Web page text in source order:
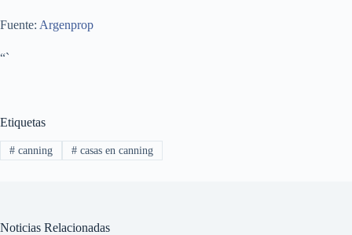
Fuente: Argenprop
“`
Etiquetas
#canning #casas en canning
Noticias Relacionadas